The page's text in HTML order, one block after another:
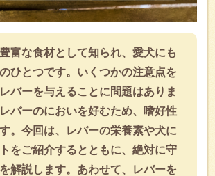
富な食材として知られ、愛犬にも
ひとつです。いくつかの注意点を
バーを与えることに問題はありま
バーのにおいを好むため、嗜好性
。今回は、レバーの栄養素や犬に
をご紹介するとともに、絶対に守
解説します。あわせて、レバーを